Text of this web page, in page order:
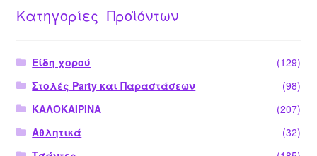
Κατηγορίες Προϊόντων
Είδη χορού
(129)
Στολές Party και Παραστάσεων
(98)
ΚΑΛΟΚΑΙΡΙΝΑ
(207)
Αθλητικά
(32)